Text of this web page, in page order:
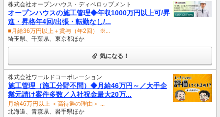
株式会社オープンハウス・ディベロップメント
オープンハウスの施工管理◆年収1000万円以上可/昇
進・昇格年4回/出張・転勤なし/...
■月給36万円以上＋賞与（年2回） ※...
埼玉県、千葉県、東京都ほか
気になる！
株式会社ワールドコーポレーション
施工管理（施工分野不問）◆月給46万円～／大手企
業元請け案件多数／入社祝金最大20万...
月給46万円以上 ＜高待遇の理由＞ ...
北海道、青森県、岩手県ほか